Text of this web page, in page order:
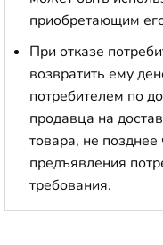
приобретающим
При отказе
возвратить ему
потребителем по
продавца на
товара, не
предъявления
требования.